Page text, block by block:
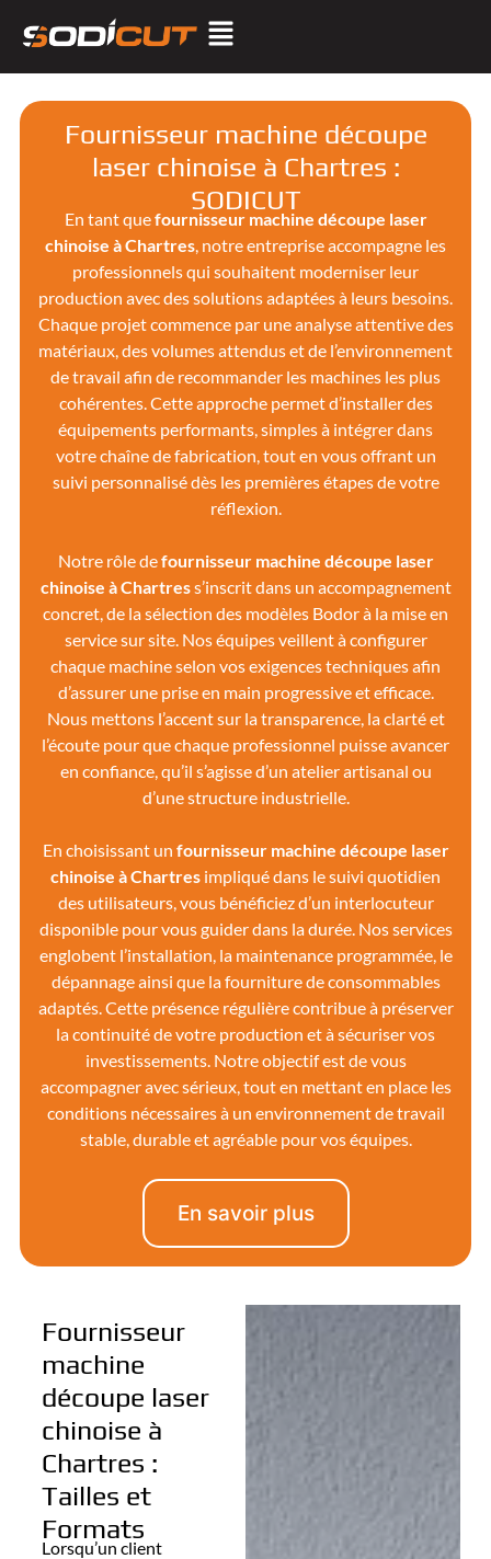
Fournisseur machine découpe
laser chinoise à Chartres :
SODICUT
En tant quefournisseur machine découpe laser
chinoise à Chartres, notre entreprise accompagne les
professionnels qui souhaitent moderniser leur
production avec des solutions adaptées à leurs besoins.
Chaque projet commence par une analyse attentive des
matériaux, des volumes attendus et de l’environnement
de travail afin de recommander les machines les plus
cohérentes. Cette approche permet d’installer des
équipements performants, simples à intégrer dans
votre chaîne de fabrication, tout en vous offrant un
suivi personnalisé dès les premières étapes de votre
réflexion.
Notre rôle defournisseur machine découpe laser
chinoise à Chartress’inscrit dans un accompagnement
concret, de la sélection des modèles Bodor à la mise en
service sur site. Nos équipes veillent à configurer
chaque machine selon vos exigences techniques afin
d’assurer une prise en main progressive et efficace.
Nous mettons l’accent sur la transparence, la clarté et
l’écoute pour que chaque professionnel puisse avancer
en confiance, qu’il s’agisse d’un atelier artisanal ou
d’une structure industrielle.
En choisissant un fournisseur machine découpe laser
chinoise à Chartres impliqué dans le suivi quotidien
des utilisateurs, vous bénéficiez d’un interlocuteur
disponible pour vous guider dans la durée. Nos services
englobent l’installation, la maintenance programmée, le
dépannage ainsi que la fourniture de consommables
adaptés. Cette présence régulière contribue à préserver
la continuité de votre production et à sécuriser vos
investissements. Notre objectif est de vous
accompagner avec sérieux, tout en mettant en place les
conditions nécessaires à un environnement de travail
stable, durable et agréable pour vos équipes.
En savoir plus
Fournisseur
machine
découpe laser
chinoise à
Chartres :
Tailles et
Formats
Lorsqu’un client